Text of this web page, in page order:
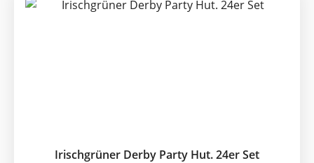
Irischgrüner Derby Party Hut. 24er Set